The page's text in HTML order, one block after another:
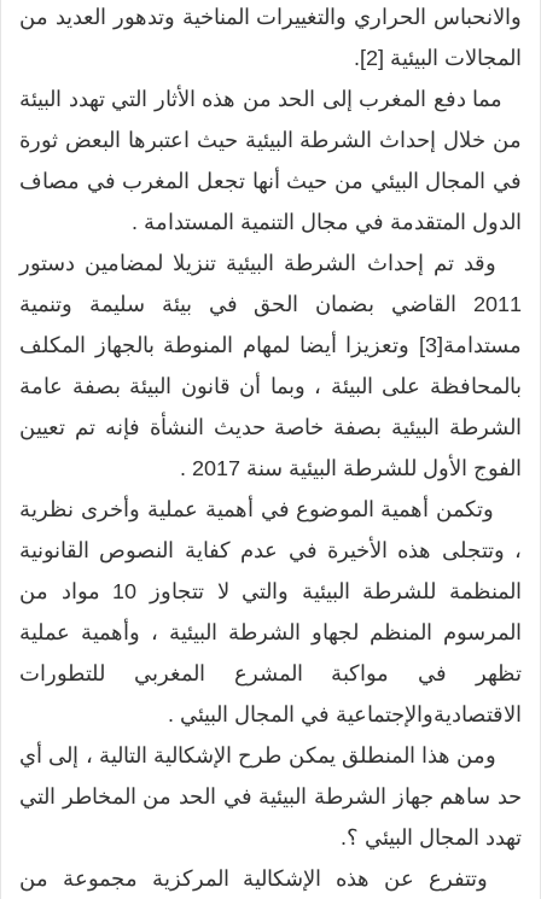
والانحباس الحراري والتغييرات المناخية وتدهور العديد من
المجالات البيئية [2].
مما دفع المغرب إلى الحد من هذه الأثار التي تهدد البيئة
من خلال إحداث الشرطة البيئية حيث اعتبرها البعض ثورة
في المجال البيئي من حيث أنها تجعل المغرب في مصاف
الدول المتقدمة في مجال التنمية المستدامة .
وقد تم إحداث الشرطة البيئية تنزيلا لمضامين دستور
2011 القاضي بضمان الحق في بيئة سليمة وتنمية
مستدامة[3] وتعزيزا أيضا لمهام المنوطة بالجهاز المكلف
بالمحافظة على البيئة ، وبما أن قانون البيئة بصفة عامة
الشرطة البيئية بصفة خاصة حديث النشأة فإنه تم تعيين
الفوج الأول للشرطة البيئية سنة 2017 .
وتكمن أهمية الموضوع في أهمية عملية وأخرى نظرية
، وتتجلى هذه الأخيرة في عدم كفاية النصوص القانونية
المنظمة للشرطة البيئية والتي لا تتجاوز 10 مواد من
المرسوم المنظم لجهاو الشرطة البيئية ، وأهمية عملية
تظهر في مواكبة المشرع المغربي للتطورات
الاقتصاديةوالإجتماعية في المجال البيئي .
ومن هذا المنطلق يمكن طرح الإشكالية التالية ، إلى أي
حد ساهم جهاز الشرطة البيئية في الحد من المخاطر التي
تهدد المجال البيئي ؟.
وتتفرع عن هذه الإشكالية المركزية مجموعة من